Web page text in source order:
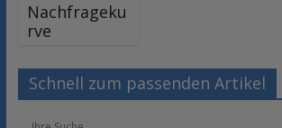
Nachfrageku
rve
Schnell zum passenden Artikel